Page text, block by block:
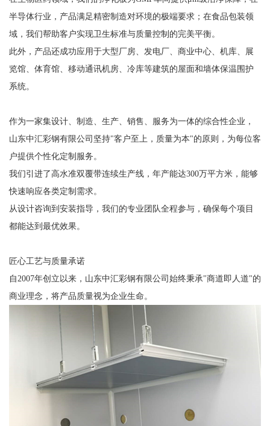
半导体行业，产品满足精密制造对环境的极端要求；在食品包装领
域，我们帮助客户实现卫生标准与质量控制的完美平衡。
此外，产品还成功应用于大型厂房、发电厂、商业中心、机库、展
览馆、体育馆、移动通讯机房、冷库等建筑的屋面和墙体保温围护
系统。
作为一家集设计、制造、生产、销售、服务为一体的综合性企业，
山东中汇彩钢有限公司坚持"客户至上，质量为本"的原则，为每位客
户提供个性化定制服务。
我们引进了高水准双覆带连续生产线，年产能达300万平方米，能够
快速响应各类定制需求。
从设计咨询到安装指导，我们的专业团队全程参与，确保每个项目
都能达到最优效果。
匠心工艺与质量承诺
自2007年创立以来，山东中汇彩钢有限公司始终秉承"商道即人道"的
商业理念，将产品质量视为企业生命。